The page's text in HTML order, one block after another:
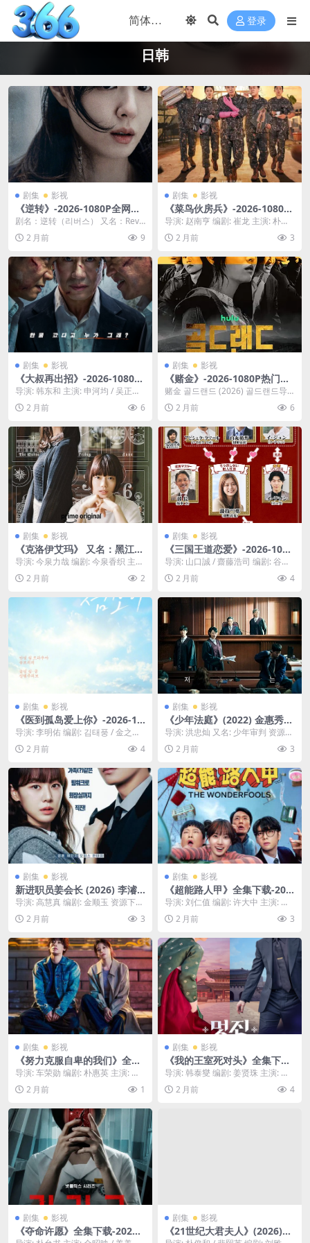
登录
日韩
剧集 影视
《逆转》-2026-1080P全网难
找版本-剧情/动作-[KR][夸克]
剧名：逆转（리버스） 又名：Reve
rse 导演：임건중 主演：徐智慧、
高洙、金...
2 月前 9
剧集 影视
《菜鸟伙房兵》-2026-1080P
秒开无压力-喜剧/职场-[KR]
导演: 赵南亨 编剧: 崔龙 主演: 朴志
训 / 尹敬浩 / 韩东希 / 李洪耐...
2 月前 3
剧集 影视
《大叔再出招》-2026-1080P
口口碑逆天反转片-喜剧/真人
秀-[KR][夸克]
导演: 韩东和 主演: 申河均 / 吴正世 /
许成泰 类型: 喜剧 / 动作 ...
2 月前 6
剧集 影视
《赌金》-2026-1080P热门资
源直达-犯罪/剧情-[KR][夸克]
赌金 골드랜드 (2026) 골드랜드导
演: 金成勋 编剧: 黄肇允 主演: 朴...
2 月前 6
剧集 影视
《克洛伊艾玛》 又名：黑江与
江间-2026-1080P网友狂刷推
荐-剧情/爱情-[JP][夸克]
导演: 今泉力哉 编剧: 今泉香织 主
演: 杉咲花 / 多部未华子 / 岩濑洋
志...2 月前 2
剧集 影视
《三国王道恋爱》-2026-1080
P全网高分必看-喜剧 / 爱情-更
新到第2集-[JP][夸克]
导演: 山口誠 / 齋藤浩司 编剧: 谷口
マサヒト 主演: 绀野彩夏 / 别府由...
2 月前 4
剧集 影视
《医到孤岛爱上你》-2026-10
80P极速提取-剧情-更新至5集
导演: 李明佑 编剧: 김태풍 / 金之秀
主演: 李宰旭 / 辛睿恩 / 洪民...
2 月前 4
剧集 影视
《少年法庭》(2022) 金惠秀/
金武烈【10集全】【4K.HDR/
导演: 洪忠灿 又名: 少年审判 资源下
载：少年法庭网盘,百度云盘,少年法
庭下载...
2 月前 3
剧集 影视
新进职员姜会长 (2026) 李濬
荣 孙贤周신입사원 강회장
【更新至06集】【1080P/夸
克网盘】【韩剧】
导演: 高慧真 编剧: 金顺玉 资源下
载：新进职员姜会长 下载阿里云盘,
百度云盘...
2 月前 3
剧集 影视
《超能路人甲》全集下载-202
3-1080P秒开无压力 – 喜剧/奇
幻 – [KR][夸克]
导演: 刘仁值 编剧: 许大中 主演: 朴
恩斌 / 车银优 / 金海淑 / 孙贤...
2 月前 3
剧集 影视
《努力克服自卑的我们》全集
下载-2026-1080P影迷公认最
佳源 – 剧情/励志 – [CN][夸克]
导演: 车荣勋 编剧: 朴惠英 主演: 具
教焕 / 高允贞 / 吴正世 / 姜末...
2 月前 1
剧集 影视
《我的王室死对头》全集下载-
2026-1080P最新同步上线 –
剧情/爱情 – [KR][夸克]
导演: 韩泰燮 编剧: 姜贤珠 主演: 林
智妍 / 许南俊 / 张胜祖 / 李世...
2 月前 4
剧集 影视
《夺命许愿》全集下载-2026-
剧集 影视
《21世纪大君夫人》(2026)